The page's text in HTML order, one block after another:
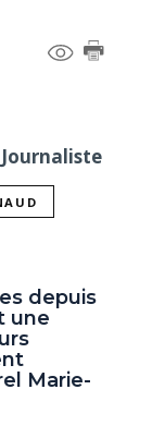
depuis
une
Marie-